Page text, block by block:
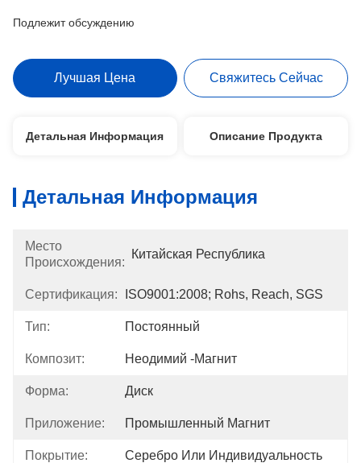
Подлежит обсуждению
Лучшая Цена Свяжитесь Сейчас
Детальная Информация Описание Продукта
Детальная Информация
Место
Происхождения:
Китайская Республика
Сертификация: ISO9001:2008; Rohs, Reach, SGS
Тип: Постоянный
Композит: Неодимий -магнит
Форма: Диск
Приложение: Промышленный Магнит
Покрытие: Серебро Или Индивидуальность